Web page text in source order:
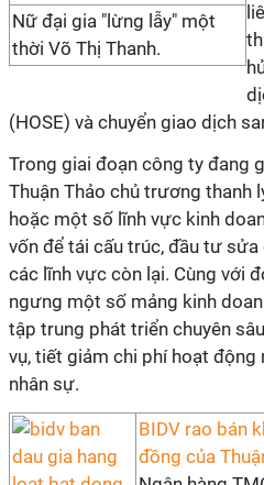
Nữ đại gia "lừng lẫy" một
thời Võ Thị Thanh.
(HOSE) và chuyển giao dịch
Trong giai đoạn công ty đang
Thuận Thảo chủ trương thanh
hoặc một số lĩnh vực kinh
vốn để tái cấu trúc, đầu tư
các lĩnh vực còn lại. Cùng với
ngưng một số mảng kinh
tập trung phát triển chuyên
vụ, tiết giảm chi phí hoạt
nhân sự.
BIDV rao bán
đồng của